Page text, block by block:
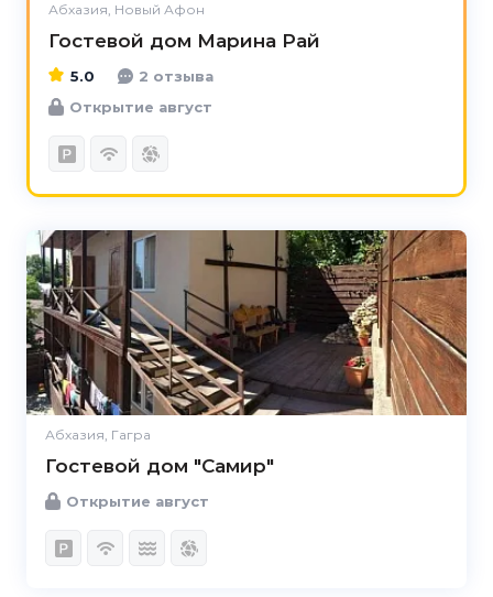
Абхазия, Новый Афон
Гостевой дом Марина Рай
5.0
2 отзыва
Открытие август
Абхазия, Гагра
Гостевой дом "Самир"
Открытие август